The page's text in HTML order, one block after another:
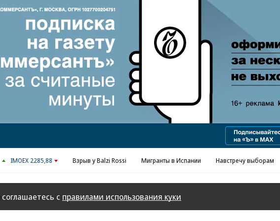
Реклама в «Ъ» www.kommersant.ru/ad
IMOEX 2285,88 Взрыв у Balzi Rossi Мигранты в Испании Навстречу выборам
с правилами использования куки